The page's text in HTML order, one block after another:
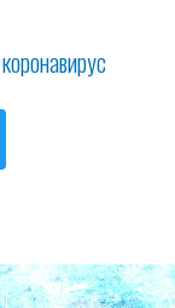
коронавирус